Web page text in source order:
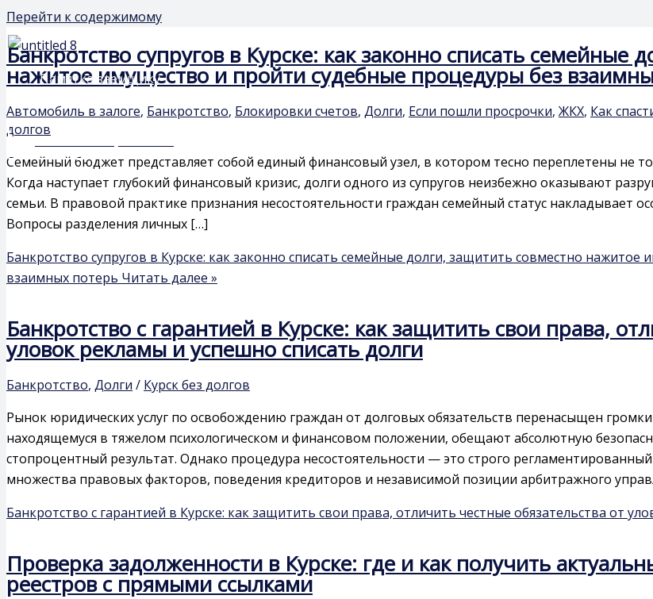
Перейти к содержимому
Памятка заемщику
Чат-бот: быстрый ответ
Банкротство супругов в Курске: как законно списать семейные
нажитое имущество и пройти судебные процедуры без
Автомобиль в залоге, Банкротство, Блокировки счетов, Долги, Если пошли просрочки, ЖКХ, Как
долгов
Семейный бюджет представляет собой единый финансовый узел, в котором тесно переплетены не
Когда наступает глубокий финансовый кризис, долги одного из супругов неизбежно оказывают
семьи. В правовой практике признания несостоятельности граждан семейный статус накладывает
Вопросы разделения личных […]
Банкротство супругов в Курске: как законно списать семейные долги, защитить совместно
взаимных потерь Читать далее »
Банкротство с гарантией в Курске: как защитить свои права,
уловок рекламы и успешно списать долги
Банкротство, Долги / Курск без долгов
Рынок юридических услуг по освобождению граждан от долговых обязательств перенасыщен
находящемуся в тяжелом психологическом и финансовом положении, обещают абсолютную
стопроцентный результат. Однако процедура несостоятельности — это строго
множества правовых факторов, поведения кредиторов и независимой позиции арбитражного
Банкротство с гарантией в Курске: как защитить свои права, отличить честные обязательства от
Проверка задолженности в Курске: где и как получить
реестров с прямыми ссылками